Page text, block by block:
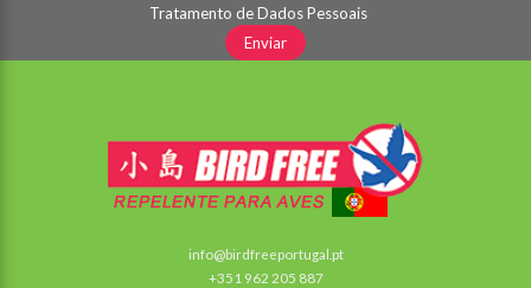
Tratamento de Dados Pessoais
info@birdfreeportugal.pt
+351 962 205 887